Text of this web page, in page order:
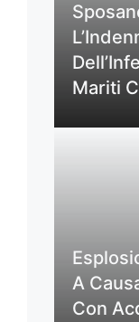
Mariti
A
Con